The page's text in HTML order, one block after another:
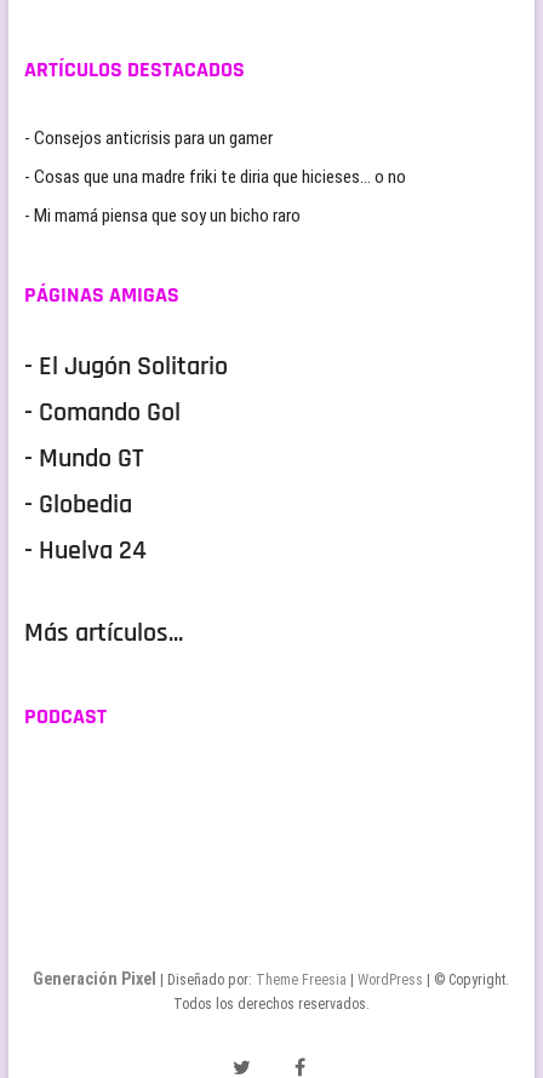
ARTÍCULOS DESTACADOS
- Consejos anticrisis para un gamer
- Cosas que una madre friki te diria que hicieses… o no
- Mi mamá piensa que soy un bicho raro
PÁGINAS AMIGAS
- El Jugón Solitario
- Comando Gol
- Mundo GT
- Globedia
- Huelva 24
Más artículos...
PODCAST
Generación Pixel | Diseñado por: Theme Freesia |WordPress
| © Copyright.
Todos los derechos reservados.
TwitterFacebook